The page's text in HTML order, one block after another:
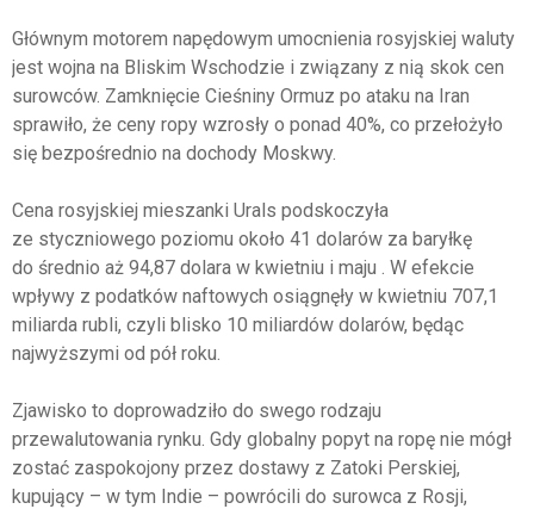
Głównym motorem napędowym umocnienia rosyjskiej waluty
jest wojna na Bliskim Wschodzie i związany z nią skok cen
surowców. Zamknięcie Cieśniny Ormuz po ataku na Iran
sprawiło, że ceny ropy wzrosły o ponad 40%, co przełożyło
się bezpośrednio na dochody Moskwy.
Cena rosyjskiej mieszanki Urals podskoczyła
ze styczniowego poziomu około 41 dolarów za baryłkę
do średnio aż 94,87 dolara w kwietniu i maju . W efekcie
wpływy z podatków naftowych osiągnęły w kwietniu 707,1
miliarda rubli, czyli blisko 10 miliardów dolarów, będąc
najwyższymi od pół roku.
Zjawisko to doprowadziło do swego rodzaju
przewalutowania rynku. Gdy globalny popyt na ropę nie mógł
zostać zaspokojony przez dostawy z Zatoki Perskiej,
kupujący – w tym Indie – powrócili do surowca z Rosji,